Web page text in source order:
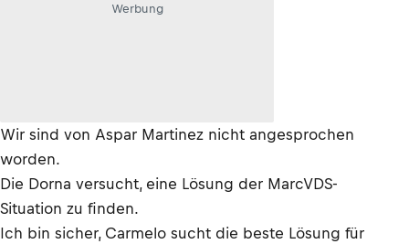
Werbung
Wir sind von Aspar Martinez nicht angesprochen
worden.
Die Dorna versucht, eine Lösung der MarcVDS-
Situation zu finden.
Ich bin sicher, Carmelo sucht die beste Lösung für